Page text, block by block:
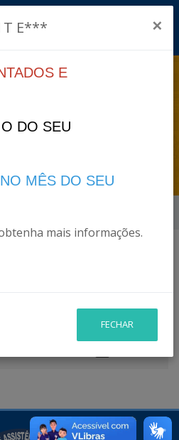
>
>
T E*** ×
E
DO SEU
MÊS DO SEU
mais informações.
FECHAR